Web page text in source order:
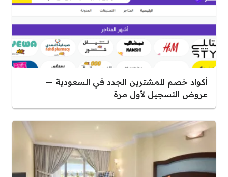
أكواد خصم للمشترين الجدد في السعودية —
عروض التسجيل لأول مرة